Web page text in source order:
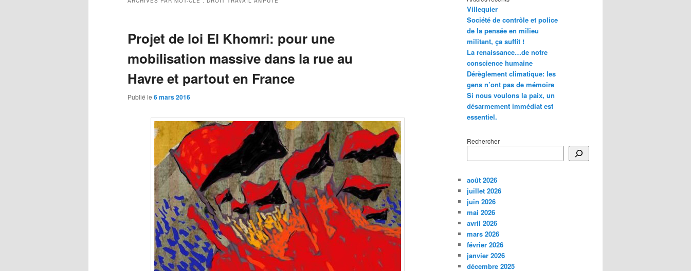
Projet de loi El Khomri: pour une
mobilisation massive dans la rue au
Havre et partout en France
Publié le 6 mars 2016
Villequier
Société de contrôle et police
de la pensée en milieu
militant, ça suffit !
La renaissance…de notre
conscience humaine
Dérèglement climatique: les
gens n’ont pas de mémoire
Si nous voulons la paix, un
désarmement immédiat est
essentiel.
Rechercher
août 2026
juillet 2026
juin 2026
mai 2026
avril 2026
mars 2026
février 2026
janvier 2026
décembre 2025